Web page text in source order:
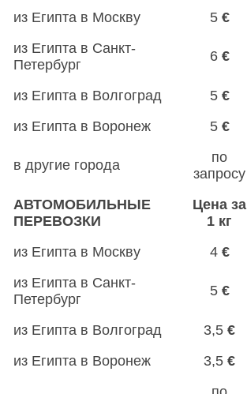
из Египта в Москву
5 €
из Египта в Санкт-
Петербург
6 €
из Египта в Волгоград 5 €
из Египта в Воронеж
5 €
в другие города
по
запросу
АВТОМОБИЛЬНЫЕ
ПЕРЕВОЗКИ
Цена за
1 кг
из Египта в Москву
4 €
из Египта в Санкт-
Петербург
5 €
из Египта в Волгоград 3,5 €
из Египта в Воронеж
3,5 €